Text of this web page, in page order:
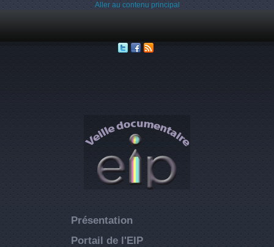
Aller au contenu principal
Présentation
Portail de l'EIP